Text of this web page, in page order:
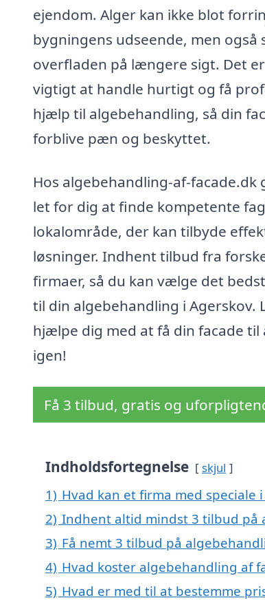
ejendom. Alger kan ikke blot
bygningens udseende, men også
overfladen på længere sigt. Det
vigtigt at handle hurtigt og få
hjælp til algebehandling, så din
forblive pæn og beskyttet.
Hos algebehandling-af-facade.dk
let for dig at finde kompetente
lokalområde, der kan tilbyde
løsninger. Indhent tilbud fra
firmaer, så du kan vælge det
til din algebehandling i Agerskov.
hjælpe dig med at få din facade til
igen!
Få 3 tilbud, gratis og
Indholdsfortegnelse skjul
1) Hvad kan et firma med
2) Indhent altid mindst 3 tilbud på
3) Få nemt 3 tilbud på
4) Hvad koster algebehandling af
5) Hvad er med til at bestemme